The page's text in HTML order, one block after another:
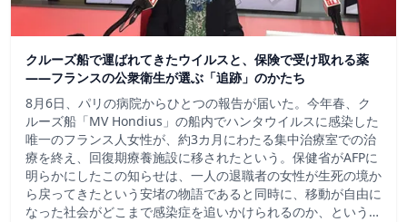
クルーズ船で運ばれてきたウイルスと、保険で受け取れる薬
――フランスの公衆衛生が選ぶ「追跡」のかたち
8月6日、パリの病院からひとつの報告が届いた。今年春、ク
ルーズ船「MV Hondius」の船内でハンタウイルスに感染した
唯一のフランス人女性が、約3カ月にわたる集中治療室での治
療を終え、回復期療養施設に移されたという。保健省がAFPに
明らかにしたこの知らせは、一人の退職者の女性が生死の境か
ら戻ってきたという安堵の物語であると同時に、移動が自由に
なった社会がどこまで感染症を追いかけられるのか、という…